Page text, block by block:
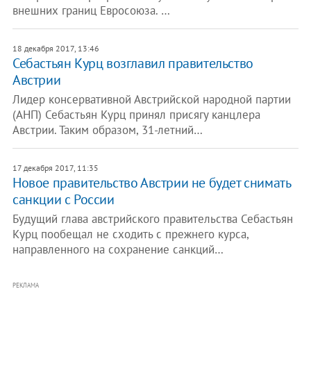
внешних границ Евросоюза. …
18 декабря 2017, 13:46
Себастьян Курц возглавил правительство
Австрии
Лидер консервативной Австрийской народной партии
(АНП) Себастьян Курц принял присягу канцлера
Австрии. Таким образом, 31-летний…
17 декабря 2017, 11:35
Новое правительство Австрии не будет снимать
санкции с России
Будущий глава австрийского правительства Себастьян
Курц пообещал не сходить с прежнего курса,
направленного на сохранение санкций…
РЕКЛАМА